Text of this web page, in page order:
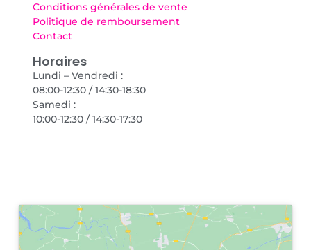
Conditions générales de vente
Politique de remboursement
Contact
Horaires
Lundi – Vendredi :
08:00-12:30 / 14:30-18:30
Samedi :
10:00-12:30 / 14:30-17:30